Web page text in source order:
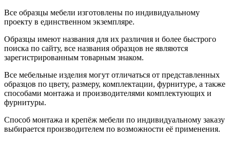
Все образцы мебели изготовлены по индивидуальному
проекту в единственном экземпляре.
Образцы имеют названия для их различия и более быстрого
поиска по сайту, все названия образцов не являются
зарегистрированным товарным знаком.
Все мебельные изделия могут отличаться от представленных
образцов по цвету, размеру, комплектации, фурнитуре, а также
способами монтажа и производителями комплектующих и
фурнитуры.
Способ монтажа и крепёж мебели по индивидуальному заказу
выбирается производителем по возможности её применения.